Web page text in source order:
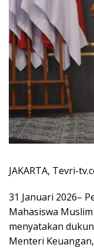
JAKARTA, Tevri-
31 Januari 2026–
Mahasiswa
menyatakan
Menteri